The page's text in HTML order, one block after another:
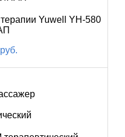
Yuwell YH-580
руб.